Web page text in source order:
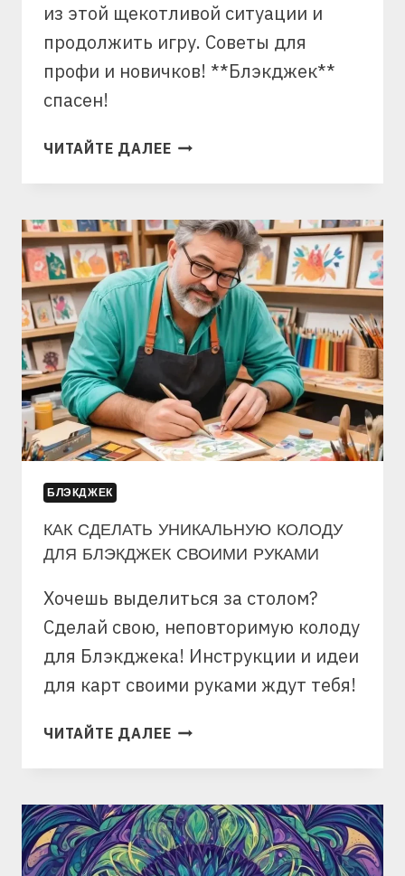
из этой щекотливой ситуации и
продолжить игру. Советы для
профи и новичков! **Блэкджек**
спасен!
ЧИТАЙТЕ ДАЛЕЕЧТО
ЕСЛИ
БЛЭКДЖЕК
НЕ
ХВАТАЕТ
КАРТ
БЛЭКДЖЕК
КАК СДЕЛАТЬ УНИКАЛЬНУЮ КОЛОДУ
ДЛЯ БЛЭКДЖЕК СВОИМИ РУКАМИ
Хочешь выделиться за столом?
Сделай свою, неповторимую колоду
для Блэкджека! Инструкции и идеи
для карт своими руками ждут тебя!
ЧИТАЙТЕ ДАЛЕЕКАК
УНИКАЛЬНУЮ
ДЛЯ
БЛЭКДЖЕК
СВОИМИ